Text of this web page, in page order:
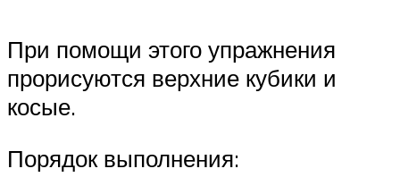
При помощи этого упражнения
прорисуются верхние кубики и
косые.
Порядок выполнения: